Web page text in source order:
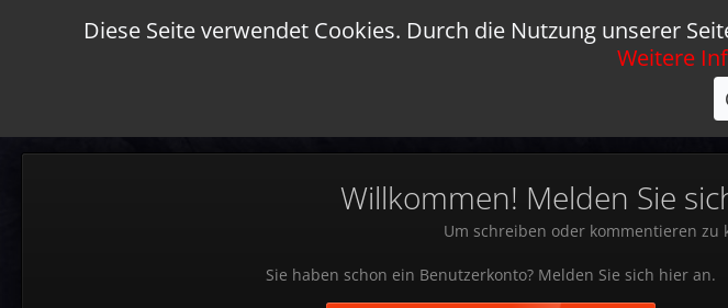
Willkommen! Melden Sie
Um schreiben oder kommentieren zu
Sie haben schon ein Benutzerkonto? Melden Sie sich hier an.
Diese Seite verwendet Cookies. Durch die Nutzung unserer
Weitere